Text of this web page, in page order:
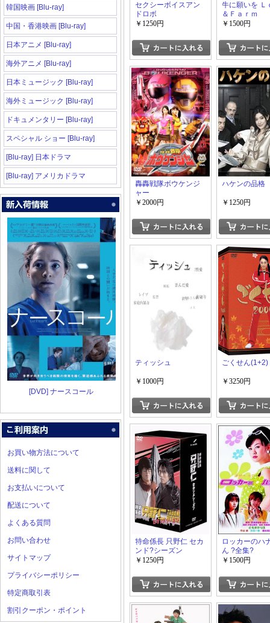
韓国映画 [Blu-ray]
中国・香港映画 [Blu-ray]
日本アニメ [Blu-ray]
海外アニメ [Blu-ray]
日本ミュージック [Blu-ray]
海外ミュージック [Blu-ray]
ドキュメンタリー [Blu-ray]
スペシャル ショー [Blu-ray]
[Blu-ray] 日本ドラマ
[Blu-ray] アメリカドラマ
[DVD] ナースコール
お買い物方法について
送料に関して
お支払いについて
配送について
よくある質問
お問い合わせ
サイトマップ
プライバシーポリシー
特定商取引表
割引クーポン・ポイント
セクシーボイスアン
ドロボ
￥1250円
牛に願いを Ｌ
＆Ｆａｒｍ
￥1500円
轟轟戦隊ボウケンジ
ャー
￥2000円
ハケンの品格
￥1250円
ティッシュ
￥1000円
ごくせん(1+2)
￥3250円
特命係長 只野仁 セカ
ンド?シーズン
￥1250円
ロッカーのハ
ん ?全集?
￥1500円